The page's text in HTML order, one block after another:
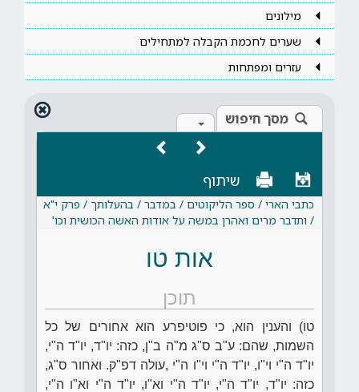
מילונים
שערים לחכמת הקבלה למתחילים
עזרים ומפתחות
מסך חיפוש
שיתוף
כתבי הארי / ספר הליקוטים / במדבר / בהעלותך / פרק י"א
/ ותדבר מרים ואהרן במשה על אודות האשה הכושית וכו'
אות טו
תוכן
טו) והענין הוא, כי פוטיפרע הוא אחורים של כל
השמות, שהם: ע"ב ס"ג מ"ה ב"ן, כזה: יו"ד, יו"ד ה"י,
יו"ד ה"י וי"ו, יו"ד ה"י וי"ו ה"י ,עולה דפ"ק. ואחור ס"ג,
כזה: יו"ד, יו"ד ה"י, יו"ד ה"י וא"ו, יו"ד ה"י וא"ו ה"י,